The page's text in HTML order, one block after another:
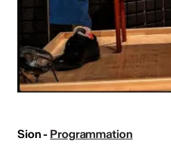
Sion - Programmation